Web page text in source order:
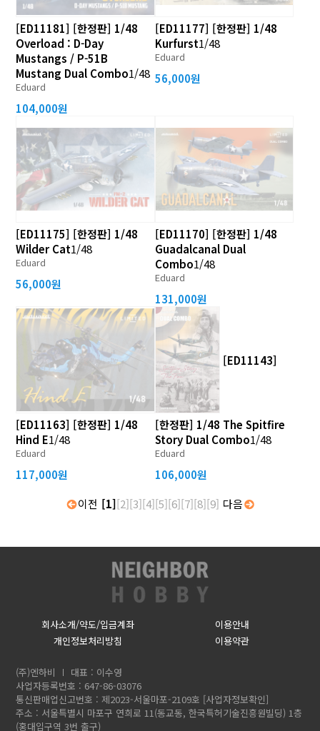
[ED11181] [한정판] 1/48
Overload : D-Day
Mustangs / P-51B
Mustang Dual Combo1/48
Eduard
104,000원
[ED11177] [한정판] 1/48
Kurfurst1/48
Eduard
56,000원
[ED11175] [한정판] 1/48
Wilder Cat1/48
Eduard
56,000원
[ED11170] [한정판] 1/48
Guadalcanal Dual
Combo1/48
Eduard
131,000원
[ED11163] [한정판] 1/48
Hind E1/48
Eduard
117,000원
[ED11143]
[한정판] 1/48 The Spitfire
Story Dual Combo1/48
Eduard
106,000원
이전 [1][2][3][4][5][6][7][8][9] 다음
회사소개/약도/입금계좌
이용안내
개인정보처리방침
이용약관
(주)엔하비
대표 : 이수영
사업자등록번호 : 647-86-03076
통신판매업신고번호 : 제2023-서울마포-2109호 [사업자정보확인]
주소 : 서울특별시 마포구 연희로 11(동교동, 한국특허기술진흥원빌딩) 1층
(홍대입구역 3번 출구)